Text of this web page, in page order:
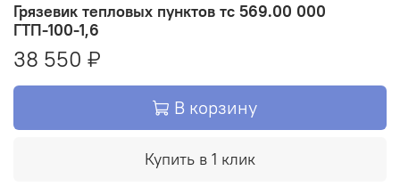
Грязевик тепловых пунктов тс 569.00 000
ГТП-100-1,6
38 550 ₽
В корзину
Купить в 1 клик